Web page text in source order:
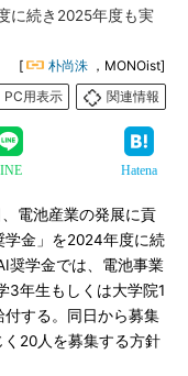
に続き2025年度も実
[ 朴尚洙 ，MONOist]
PC用表示
関連情報
Hatena
電池産業の発展に貢
学金」を2024年度に続
奨学金では、電池事業
3年生もしくは大学院1
する。同日から募集
20人を募集する方針